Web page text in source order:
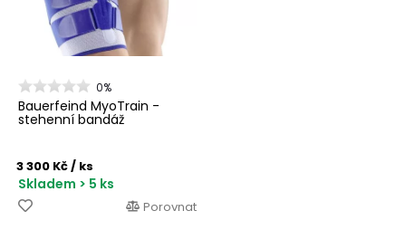
0%
Bauerfeind MyoTrain -
stehenní bandáž
3 300 Kč/ ks
Skladem > 5 ks
Porovnat